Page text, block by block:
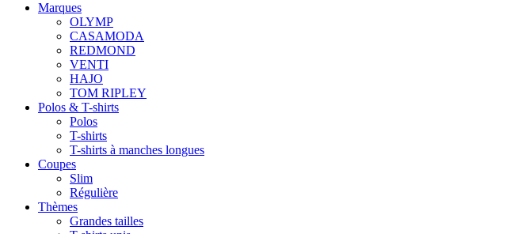
Marques
OLYMP
CASAMODA
REDMOND
VENTI
HAJO
TOM RIPLEY
Polos & T-shirts
Polos
T-shirts
T-shirts à manches longues
Coupes
Slim
Régulière
Thèmes
Grandes tailles